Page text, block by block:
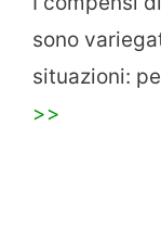
sono
situazioni:
>>